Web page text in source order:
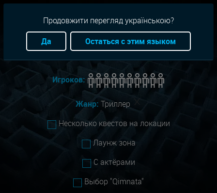
Город: Запорожье
Игроков:
Жанр: Триллер
Несколько квестов на локации
Лаунж зона
С актёрами
Выбор "Qimnata"
Продовжити перегляд українською?
Да
Остаться с этим языком